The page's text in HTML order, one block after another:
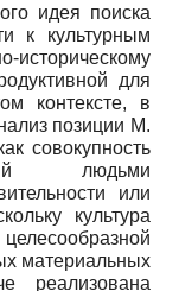
идея поиска
к культурным
для
контексте, в
позиции М.
совокупность
людьми
или
культура
материальных
реализована